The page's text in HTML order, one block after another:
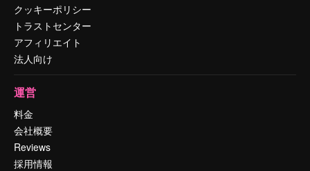
クッキーポリシー
トラストセンター
アフィリエイト
法人向け
運営
料金
会社概要
Reviews
採用情報